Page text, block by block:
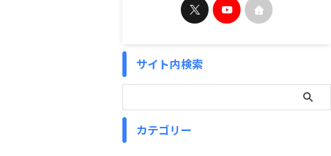
サイト内検索
カテゴリー